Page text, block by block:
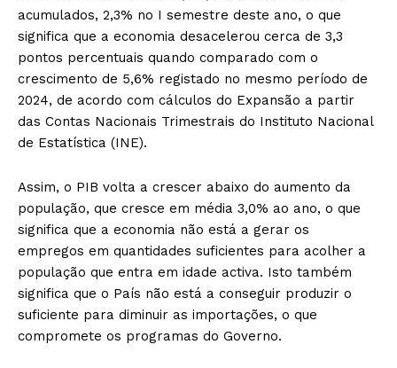
acumulados, 2,3% no I semestre deste ano, o que
significa que a economia desacelerou cerca de 3,3
pontos percentuais quando comparado com o
crescimento de 5,6% registado no mesmo período de
2024, de acordo com cálculos do Expansão a partir
das Contas Nacionais Trimestrais do Instituto Nacional
de Estatística (INE).
Assim, o PIB volta a crescer abaixo do aumento da
população, que cresce em média 3,0% ao ano, o que
significa que a economia não está a gerar os
empregos em quantidades suficientes para acolher a
população que entra em idade activa. Isto também
significa que o País não está a conseguir produzir o
suficiente para diminuir as importações, o que
compromete os programas do Governo.